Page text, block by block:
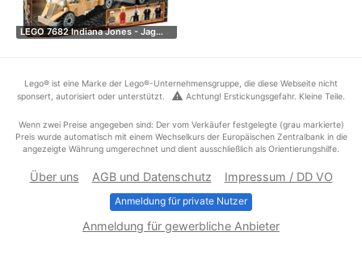
LEGO 7682 Indiana Jones - Jag…
Lego® ist eine Marke der Lego®-Unternehmensgruppe, die diese Webseite nicht
sponsert, autorisiert oder unterstützt.
warning Achtung! Erstickungsgefahr. Kleine Teile.
Wenn zwei Preise angegeben sind: Der vom Verkäufer festgelegte (grau markierte)
Preis wurde automatisch mit einem Wechselkurs der Europäischen Zentralbank in die
angezeigte Währung umgerechnet und dient ausschließlich als Orientierungshilfe.
Über uns AGB und Datenschutz Impressum / DD VO
Anmeldung für private Nutzer
Anmeldung für gewerbliche Anbieter